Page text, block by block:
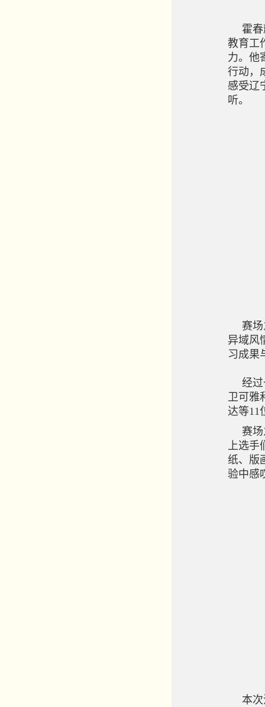
霍
教育工
力。他
行动，
感受辽
听。
赛
异域风
习成果
经
卫可雅
达等11
赛
上选手
纸、版
验中感
本